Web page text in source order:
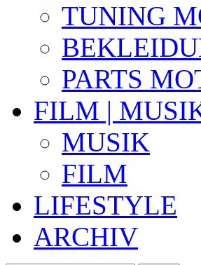
TUNING
PARTS
FILM |
MUSIK
FILM
LIFESTYLE
ARCHIV